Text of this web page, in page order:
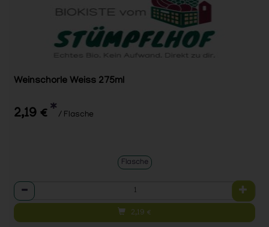
Weinschorle Weiss 275ml
2,19 € * / Flasche
Flasche
Anzahl
2,19 €